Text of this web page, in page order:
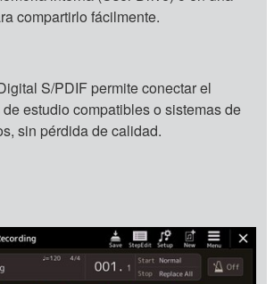
compartirlo fácilmente.
S/PDIF permite conectar el
estudio compatibles o sistemas de
sin pérdida de calidad.